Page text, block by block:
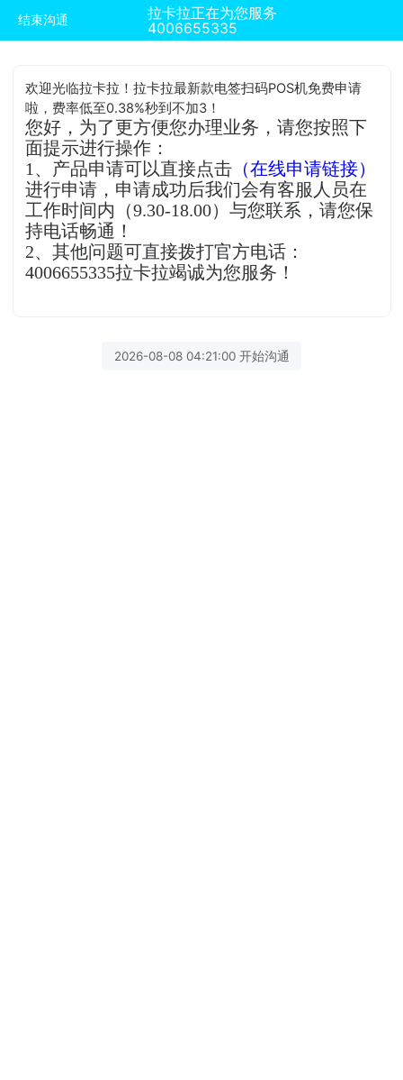
结束沟通
拉卡拉正在为您服务
4006655335
欢迎光临拉卡拉！拉卡拉最新款电签扫码POS机免费申请
啦，费率低至0.38%秒到不加3！
您好，为了更方便您办理业务，请您按照下
面提示进行操作：
1、产品申请可以直接点击 （在线申请链接）
进行申请，申请成功后我们会有客服人员在
工作时间内（9.30-18.00）与您联系，请您保
持电话畅通！
2、其他问题可直接拨打官方电话：
4006655335拉卡拉竭诚为您服务！
2026-08-08 04:21:00 开始沟通